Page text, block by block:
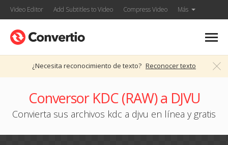
Video Editor Add Subtitles to Video Compress Video Más
¿Necesita reconocimiento de texto? Reconocer texto
Conversor KDC (RAW) a DJVU
Convierta sus archivos kdc a djvu en línea y gratis